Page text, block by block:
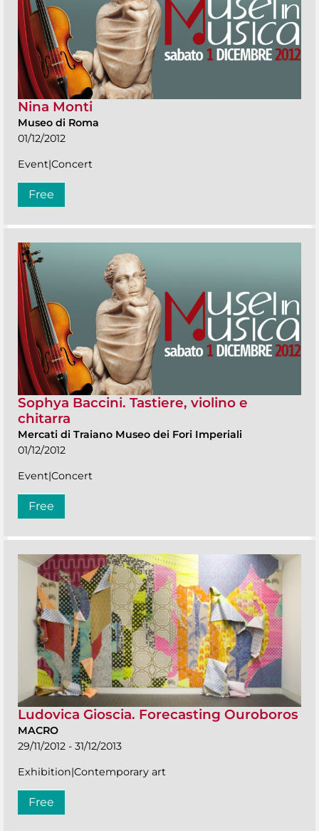
Nina Monti
Museo di Roma
01/12/2012
Event|Concert
Free
Sophya Baccini. Tastiere, violino e
chitarra
Mercati di Traiano Museo dei Fori Imperiali
01/12/2012
Event|Concert
Free
Ludovica Gioscia. Forecasting Ouroboros
MACRO
29/11/2012 - 31/12/2013
Exhibition|Contemporary art
Free